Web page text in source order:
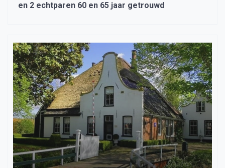
en 2 echtparen 60 en 65 jaar getrouwd